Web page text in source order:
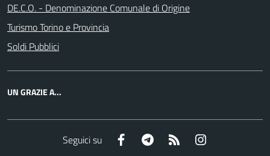
DE.C.O. - Denominazione Comunale di Origine
Turismo Torino e Provincia
Soldi Pubblici
UN GRAZIE A...
Seguici su Facebook Telegram RSS